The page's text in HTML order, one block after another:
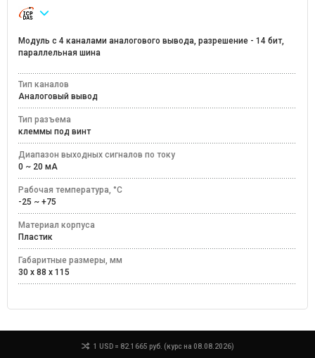
Модуль с 4 каналами аналогового вывода, разрешение - 14 бит,
параллельная шина
Тип каналов
Аналоговый вывод
Тип разъема
клеммы под винт
Диапазон выходных сигналов по току
0 ~ 20 мА
Рабочая температура, °C
-25 ~ +75
Материал корпуса
Пластик
Габаритные размеры, мм
30 x 88 x 115
1 USD = 82.1665 руб. (курс на 08.08.2026)